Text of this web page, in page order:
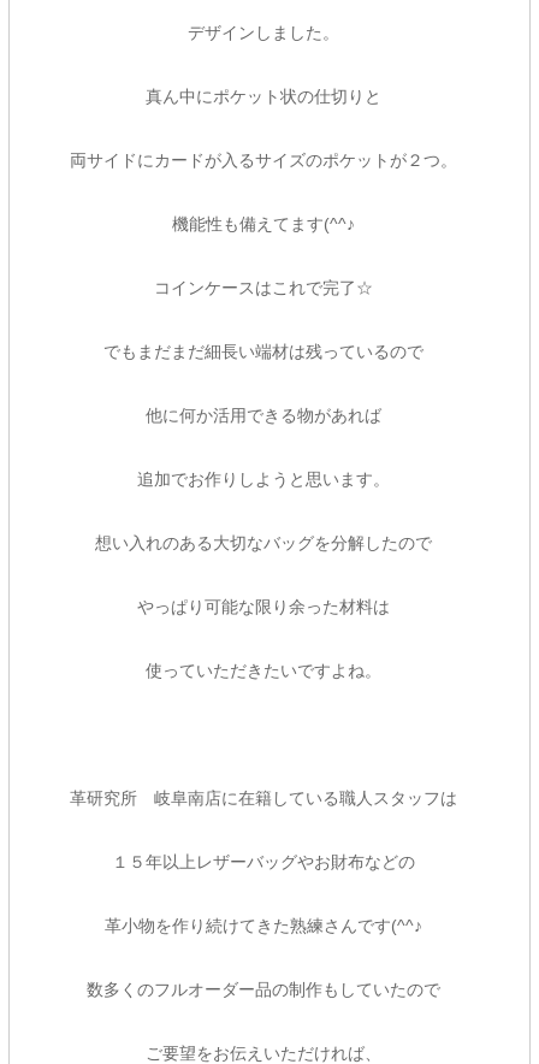
デザインしました。
真ん中にポケット状の仕切りと
両サイドにカードが入るサイズのポケットが２つ。
機能性も備えてます(^^♪
コインケースはこれで完了☆
でもまだまだ細長い端材は残っているので
他に何か活用できる物があれば
追加でお作りしようと思います。
想い入れのある大切なバッグを分解したので
やっぱり可能な限り余った材料は
使っていただきたいですよね。
革研究所 岐阜南店に在籍している職人スタッフは
１５年以上レザーバッグやお財布などの
革小物を作り続けてきた熟練さんです(^^♪
数多くのフルオーダー品の制作もしていたので
ご要望をお伝えいただければ、